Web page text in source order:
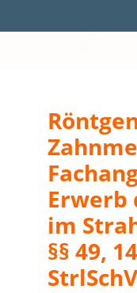
Erwerb
im
§§ 49,
StrlSchV